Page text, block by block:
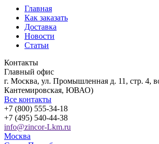
Главная
Как заказать
Доставка
Новости
Статьи
Контакты
Главный офис
г. Москва, ул. Промышленная д. 11, стр. 4,
Кантемировская, ЮВАО)
Все контакты
+7 (800) 555-34-18
+7 (495) 540-44-38
info@zincor-Lkm.ru
Москва